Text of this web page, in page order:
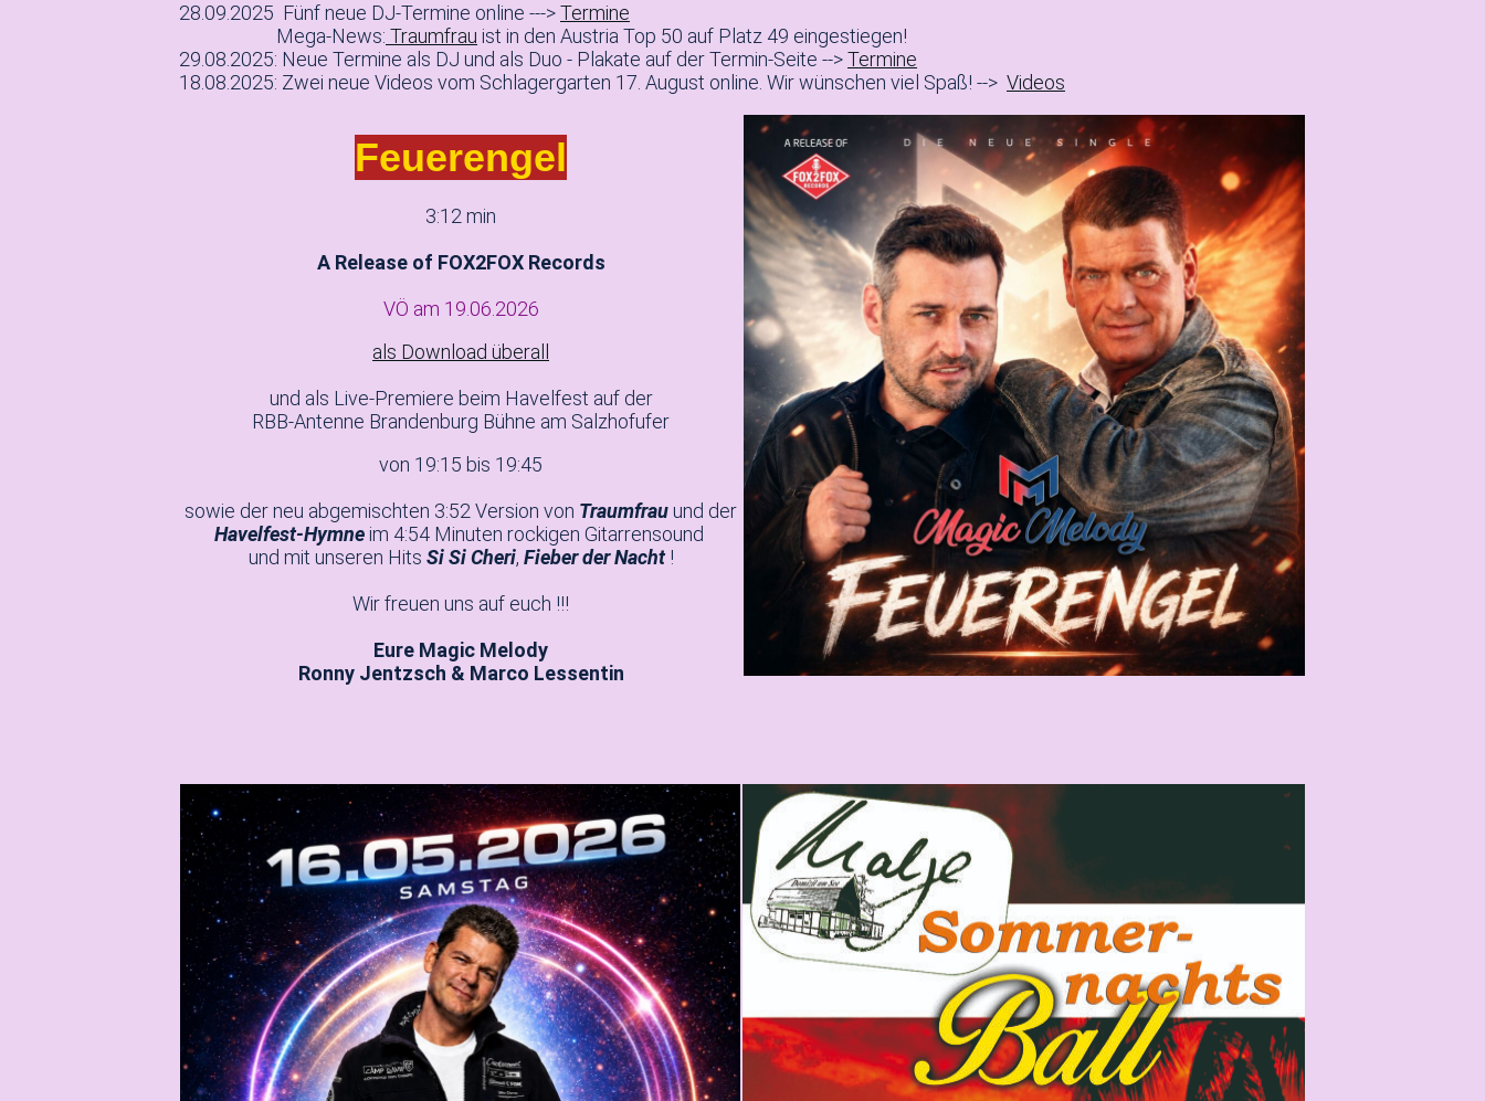
28.09.2025 Fünf neue DJ-Termine online --->Termine
Mega-News: Traumfrau ist in den Austria Top 50 auf Platz 49 eingestiegen!
29.08.2025: Neue Termine als DJ und als Duo - Plakate auf der Termin-Seite -->Termine
18.08.2025: Zwei neue Videos vom Schlagergarten 17. August online. Wir wünschen viel Spaß! --> Videos
Feuerengel
3:12 min
A Release of FOX2FOX Records
VÖ am 19.06.2026
als Download überall
und als Live-Premiere beim Havelfest auf der
RBB-Antenne Brandenburg Bühne am Salzhofufer
von 19:15 bis 19:45
sowie der neu abgemischten 3:52 Version von Traumfrauund der
Havelfest-Hymneim 4:54 Minuten rockigen Gitarrensound
und mit unseren Hits Si Si Cheri, Fieber der Nacht!
Wir freuen uns auf euch !!!
Eure Magic Melody
Ronny Jentzsch & Marco Lessentin